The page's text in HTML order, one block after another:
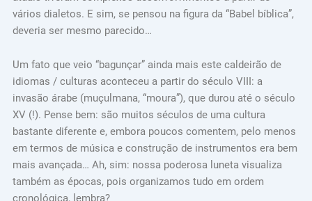
vários dialetos. E sim, se pensou na figura da “Babel bíblica”,
deveria ser mesmo parecido…
Um fato que veio “bagunçar” ainda mais este caldeirão de
idiomas / culturas aconteceu a partir do século VIII: a
invasão árabe (muçulmana, “moura”), que durou até o século
XV (!). Pense bem: são muitos séculos de uma cultura
bastante diferente e, embora poucos comentem, pelo menos
em termos de música e construção de instrumentos era bem
mais avançada… Ah, sim: nossa poderosa luneta visualiza
também as épocas, pois organizamos tudo em ordem